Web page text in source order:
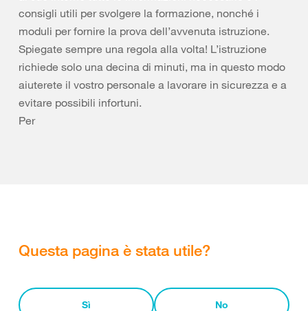
consigli utili per svolgere la formazione, nonché i
moduli per fornire la prova dell’avvenuta istruzione.
Spiegate sempre una regola alla volta! L’istruzione
richiede solo una decina di minuti, ma in questo modo
aiuterete il vostro personale a lavorare in sicurezza e a
evitare possibili infortuni.
Per
Questa pagina è stata utile?
Sì No